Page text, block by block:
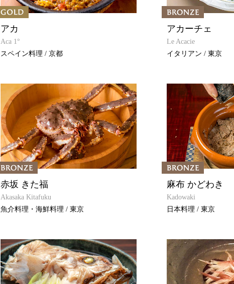
アカ
Aca 1°
スペイン料理 / 京都
アカーチェ
Le Acacie
イタリアン / 東京
赤坂 きた福
Akasaka Kitafuku
魚介料理・海鮮料理 / 東京
麻布 かどわき
Kadowaki
日本料理 / 東京